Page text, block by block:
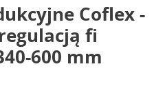
Coflex -
fi
600 mm